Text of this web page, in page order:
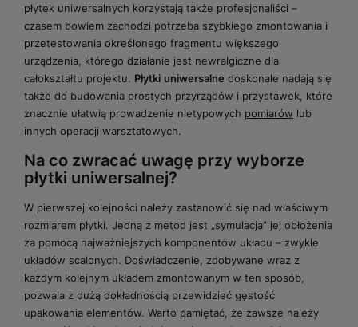
płytek uniwersalnych korzystają także profesjonaliści –
czasem bowiem zachodzi potrzeba szybkiego zmontowania i
przetestowania określonego fragmentu większego
urządzenia, którego działanie jest newralgiczne dla
całokształtu projektu. Płytki uniwersalne doskonale nadają się
także do budowania prostych przyrządów i przystawek, które
znacznie ułatwią prowadzenie nietypowych pomiarów lub
innych operacji warsztatowych.
Na co zwracać uwagę przy wyborze
płytki uniwersalnej?
W pierwszej kolejności należy zastanowić się nad właściwym
rozmiarem płytki. Jedną z metod jest „symulacja” jej obłożenia
za pomocą najważniejszych komponentów układu – zwykle
układów scalonych. Doświadczenie, zdobywane wraz z
każdym kolejnym układem zmontowanym w ten sposób,
pozwala z dużą dokładnością przewidzieć gęstość
upakowania elementów. Warto pamiętać, że zawsze należy